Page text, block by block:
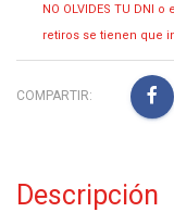
NO OLVIDES TU DNI
retiros se tienen que
COMPARTIR:
Descripción